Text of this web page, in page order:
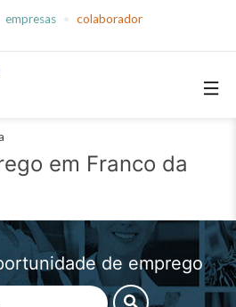
empresas colaborador
em Franco da
de emprego